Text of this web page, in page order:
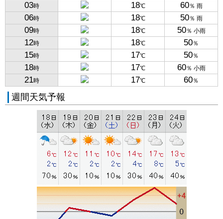
03時 18℃ 60％ 雨
06時 18℃ 50％ 雨
09時 18℃ 50％ 小雨
12時 18℃ 50％
15時 17℃ 50％
18時 17℃ 60％ 小雨
21時 17℃ 60％
週間天気予報